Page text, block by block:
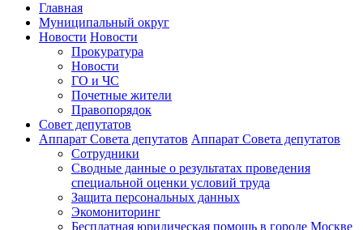
Главная
Муниципальный округ
Новости Новости
Прокуратура
Новости
ГО и ЧС
Почетные жители
Правопорядок
Совет депутатов
Аппарат Совета депутатов Аппарат Совета депутатов
Сотрудники
Сводные данные о результатах проведения
специальной оценки условий труда
Защита персональных данных
Экомониторинг
Бесплатная юридическая помощь в городе Москве